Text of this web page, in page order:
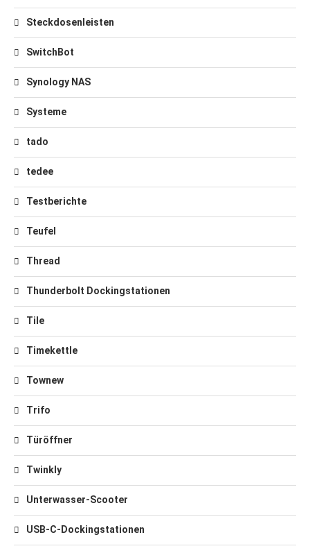
Steckdosenleisten
SwitchBot
Synology NAS
Systeme
tado
tedee
Testberichte
Teufel
Thread
Thunderbolt Dockingstationen
Tile
Timekettle
Townew
Trifo
Türöffner
Twinkly
Unterwasser-Scooter
USB-C-Dockingstationen